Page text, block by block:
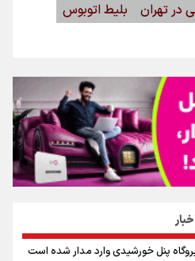
در تهران
بلیط اتوبوس